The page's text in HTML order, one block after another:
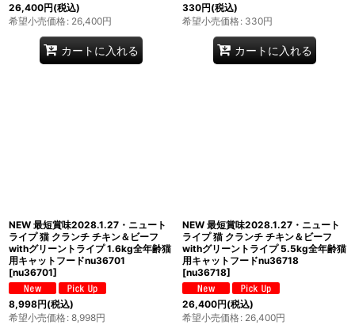
26,400円(税込)
希望小売価格: 26,400円
カートに入れる
330円(税込)
希望小売価格: 330円
カートに入れる
NEW 最短賞味2028.1.27・ニュート
ライプ 猫 クランチ チキン＆ビーフ
withグリーントライプ 1.6kg全年齢猫
用キャットフードnu36701
[nu36701]
8,998円(税込)
希望小売価格: 8,998円
NEW 最短賞味2028.1.27・ニュート
ライプ 猫 クランチ チキン＆ビーフ
withグリーントライプ 5.5kg全年齢猫
用キャットフードnu36718
[nu36718]
26,400円(税込)
希望小売価格: 26,400円